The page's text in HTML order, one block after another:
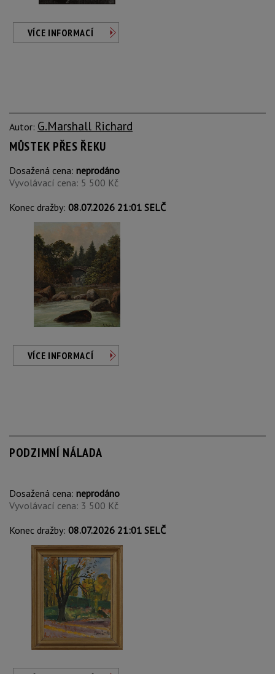
VÍCE INFORMACÍ
Autor: G.Marshall Richard
MŮSTEK PŘES ŘEKU
Dosažená cena: neprodáno
Vyvolávací cena: 5 500 Kč
Konec dražby: 08.07.2026 21:01 SELČ
VÍCE INFORMACÍ
PODZIMNÍ NÁLADA
Dosažená cena: neprodáno
Vyvolávací cena: 3 500 Kč
Konec dražby: 08.07.2026 21:01 SELČ